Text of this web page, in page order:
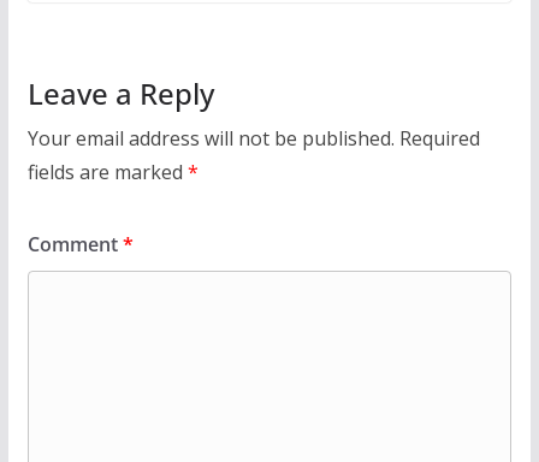
Leave a Reply
Your email address will not be published. Required
fields are marked *
Comment*